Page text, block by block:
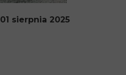
01 sierpnia 2025